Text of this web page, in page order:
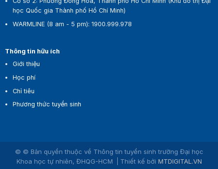
học Quốc gia Thành phố Hồ Chí Minh)
WARMLINE (8 am - 5 pm):1900.999.978
Thông tin hữu ích
Giới thiệu
Học phí
Chỉ tiêu
Phương thức tuyển sinh
© © Bản quyền thuộc về Thông tin tuyển sinh trường Đại học
Khoa học tự nhiên, ĐHQG-HCM
Thiết kế bởi MTDIGITAL.VN